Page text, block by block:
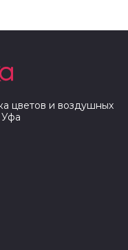
цветов и воздушных
Уфа